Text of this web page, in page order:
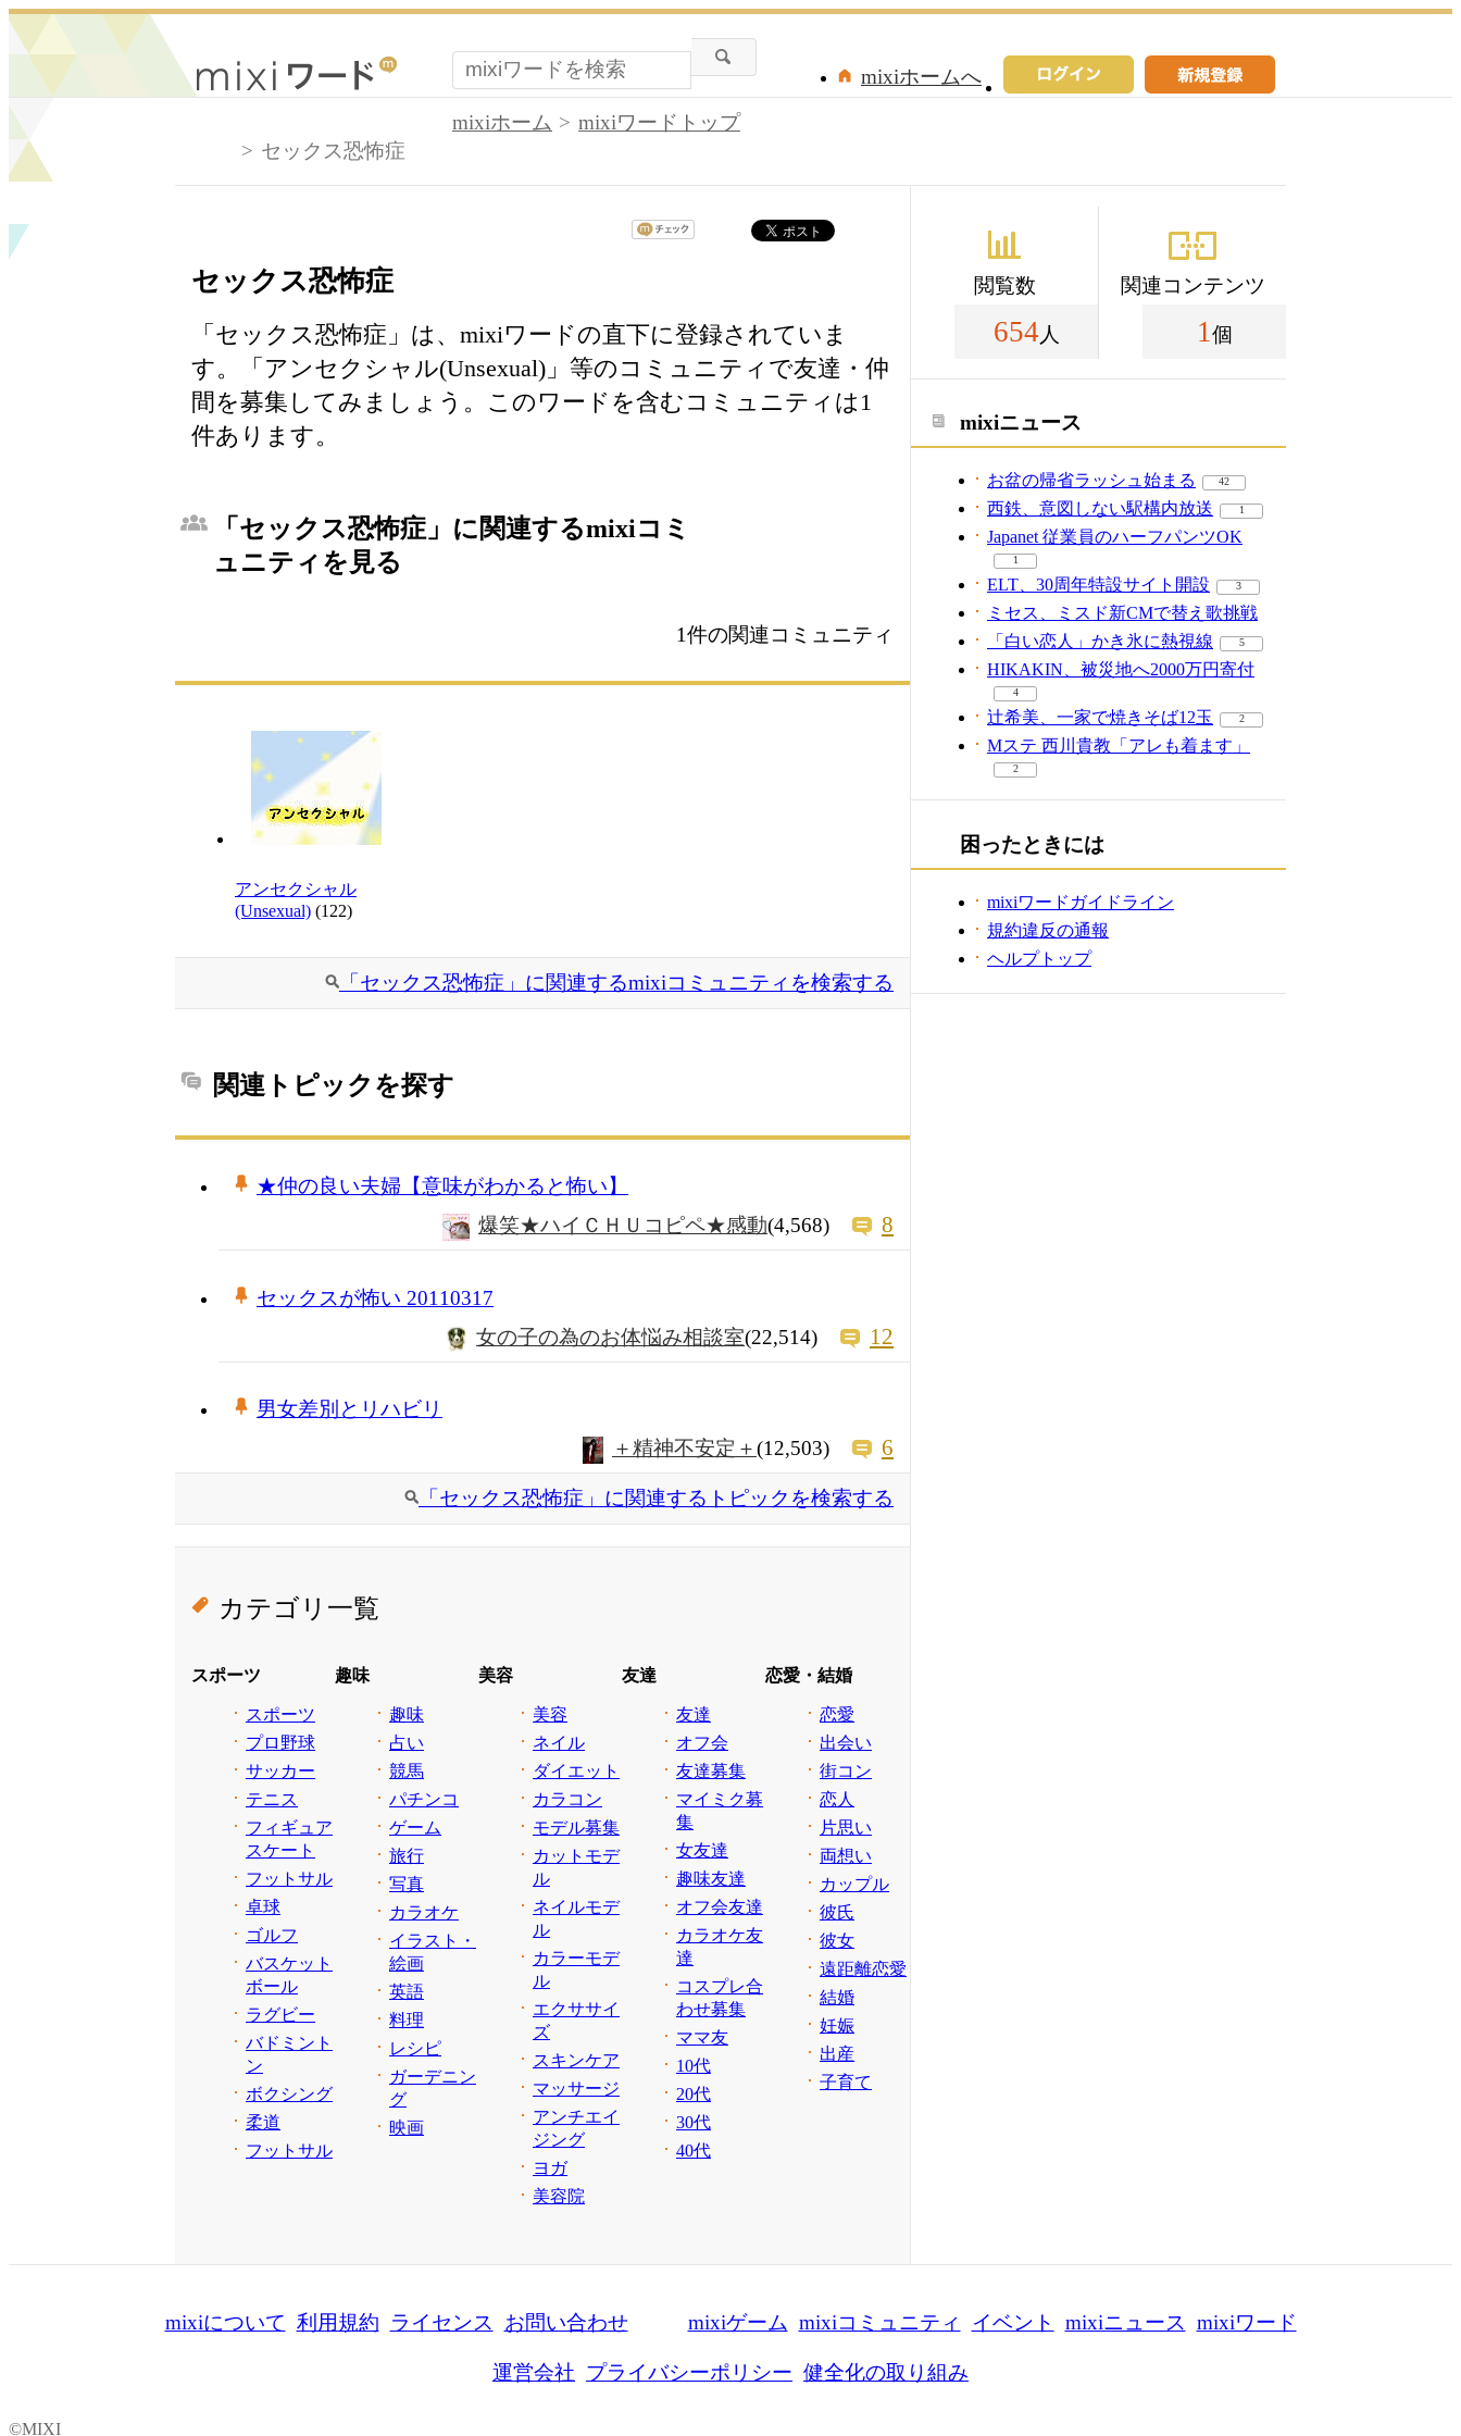
mixiホームへ
mixiホーム
mixiワードトップ
セックス恐怖症
セックス恐怖症
「セックス恐怖症」は、mixiワードの直下に登録されていま
す。「アンセクシャル(Unsexual)」等のコミュニティで友達・仲
間を募集してみましょう。このワードを含むコミュニティは1
件あります。
「セックス恐怖症」に関連するmixiコミ
ュニティを見る
1件の関連コミュニティ
アンセクシャル
(Unsexual) (122)
「セックス恐怖症」に関連するmixiコミュニティを検索する
関連トピックを探す
★仲の良い夫婦【意味がわかると怖い】
爆笑★ハイＣＨＵコピペ★感動(4,568) 8
セックスが怖い 20110317
女の子の為のお体悩み相談室(22,514) 12
男女差別とリハビリ
＋精神不安定＋(12,503) 6
「セックス恐怖症」に関連するトピックを検索する
カテゴリ一覧
スポーツ
スポーツ
プロ野球
サッカー
テニス
フィギュア
スケート
フットサル
卓球
ゴルフ
バスケット
ボール
ラグビー
バドミント
ン
ボクシング
柔道
フットサル
趣味
趣味
占い
競馬
パチンコ
ゲーム
旅行
写真
カラオケ
イラスト・
絵画
英語
料理
レシピ
ガーデニン
グ
映画
美容
美容
ネイル
ダイエット
カラコン
モデル募集
カットモデ
ル
ネイルモデ
ル
カラーモデ
ル
エクササイ
ズ
スキンケア
マッサージ
アンチエイ
ジング
ヨガ
美容院
友達
友達
オフ会
友達募集
マイミク募
集
女友達
趣味友達
オフ会友達
カラオケ友
達
コスプレ合
わせ募集
ママ友
10代
20代
30代
40代
恋愛・結婚
恋愛
出会い
街コン
恋人
片思い
両想い
カップル
彼氏
彼女
遠距離恋愛
結婚
妊娠
出産
子育て
閲覧数
654 人
関連コンテンツ
1 個
mixiニュース
お盆の帰省ラッシュ始まる 42
西鉄、意図しない駅構内放送 1
Japanet 従業員のハーフパンツOK
1
ELT、30周年特設サイト開設 3
ミセス、ミスド新CMで替え歌挑戦
「白い恋人」かき氷に熱視線
5
HIKAKIN、被災地へ2000万円寄付
4
辻希美、一家で焼きそば12玉 2
Mステ 西川貴教「アレも着ます」
2
困ったときには
mixiワードガイドライン
規約違反の通報
ヘルプトップ
mixiについて 利用規約 ライセンス お問い合わせ mixiゲーム mixiコミュニティ イベント mixiニュース mixiワード
運営会社 プライバシーポリシー 健全化の取り組み
©MIXI